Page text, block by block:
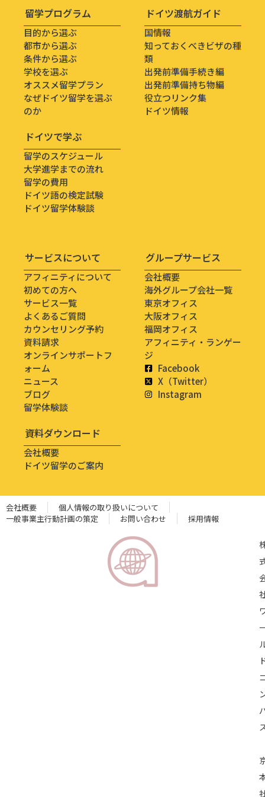
留学プログラム
目的から選ぶ
都市から選ぶ
条件から選ぶ
学校を選ぶ
オススメ留学プラン
なぜドイツ留学を選ぶ
のか
ドイツで学ぶ
留学のスケジュール
大学進学までの流れ
留学の費用
ドイツ語の検定試験
ドイツ留学体験談
ドイツ渡航ガイド
国情報
知っておくべきビザの種
類
出発前準備手続き編
出発前準備持ち物編
役立つリンク集
ドイツ情報
サービスについて
アフィニティについて
初めての方へ
サービス一覧
よくあるご質問
カウンセリング予約
資料請求
オンラインサポートフ
ォーム
ニュース
ブログ
留学体験談
資料ダウンロード
会社概要
ドイツ留学のご案内
グループサービス
会社概要
海外グループ会社一覧
東京オフィス
大阪オフィス
福岡オフィス
アフィニティ・ランゲー
ジ
Facebook
X（Twitter）
Instagram
会社概要
個人情報の取り扱いについて
一般事業主行動計画の策定
お問い合わせ 採用情報